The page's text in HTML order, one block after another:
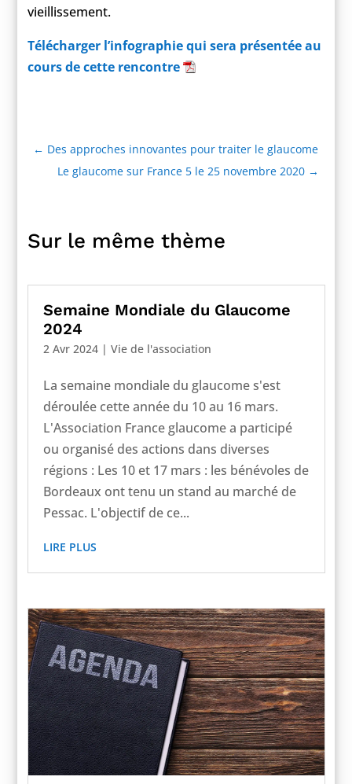
vieillissement.
Télécharger l’infographie qui sera présentée au
cours de cette rencontre
← Des approches innovantes pour traiter le glaucome
Le glaucome sur France 5 le 25 novembre 2020→
Sur le même thème
Semaine Mondiale du Glaucome
2024
2 Avr 2024| Vie de l'association
La semaine mondiale du glaucome s'est
déroulée cette année du 10 au 16 mars.
L'Association France glaucome a participé
ou organisé des actions dans diverses
régions : Les 10 et 17 mars : les bénévoles de
Bordeaux ont tenu un stand au marché de
Pessac. L'objectif de ce...
LIRE PLUS